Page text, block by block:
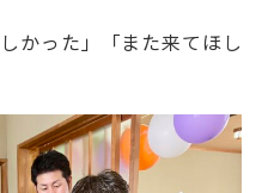
かった」「また来てほし